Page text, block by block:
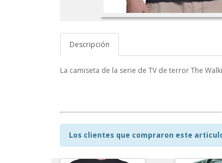
Descripción
La camiseta de la serie de TV de terror The
Los clientes que compraron este